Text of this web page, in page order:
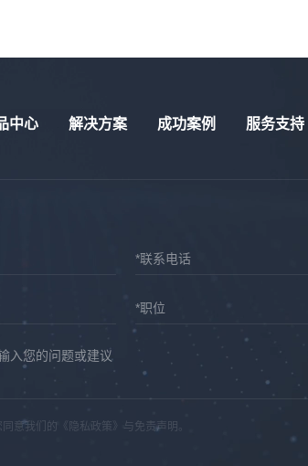
中心 解决方案 成功案例 服务支持
*联系电话
*职位
入您的问题或建议
意我们的《隐私政策》与免责声明。